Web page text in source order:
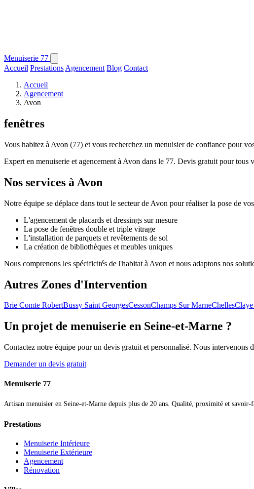
Menuiserie 77
Accueil Prestations Agencement Blog Contact
Accueil
Agencement
Avon
fenêtres
Vous habitez à Avon (77) et vous recherchez un menuisier de confiance pour
Expert en menuiserie et agencement à Avon dans le 77. Devis gratuit pour tous
Nos services à Avon
Notre équipe se déplace dans tout le secteur de Avon pour réaliser la pose de
L'agencement de placards et dressings sur mesure
La pose de fenêtres double et triple vitrage
L'installation de parquets et revêtements de sol
La création de bibliothèques et meubles uniques
Nous comprenons les spécificités de l'habitat à Avon et nous adaptons nos
Autres Zones d'Intervention
Brie Comte RobertBussy Saint GeorgesCessonChamps Sur MarneChelles
Un projet de menuiserie en Seine-et-Marne ?
Contactez notre équipe pour un devis gratuit et personnalisé. Nous intervenons
Demander un devis gratuit
Menuiserie 77
Artisan menuisier en Seine-et-Marne depuis plus de 20 ans. Qualité, proximité et savoir-
Prestations
Menuiserie Intérieure
Menuiserie Extérieure
Agencement
Rénovation